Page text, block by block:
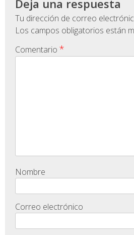
Deja una respuesta
Tu dirección de correo
Los campos obligatorios están
Comentario *
Nombre
Correo electrónico